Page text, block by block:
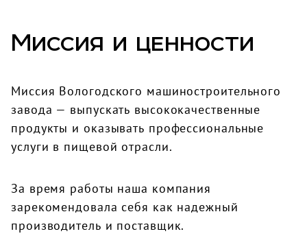
Миссия и ценности
Миссия Вологодского машиностроительного
завода — выпускать высококачественные
продукты и оказывать профессиональные
услуги в пищевой отрасли.
За время работы наша компания
зарекомендовала себя как надежный
производитель и поставщик.